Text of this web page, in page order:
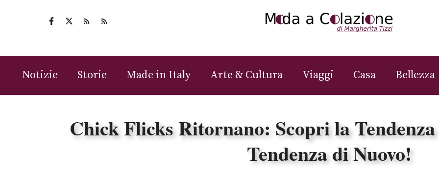
Notizie Storie Made in Italy Arte & Cultura Viaggi Casa Bellezza
Chick Flicks Ritornano: Scopri la
Tendenza di Nuovo!